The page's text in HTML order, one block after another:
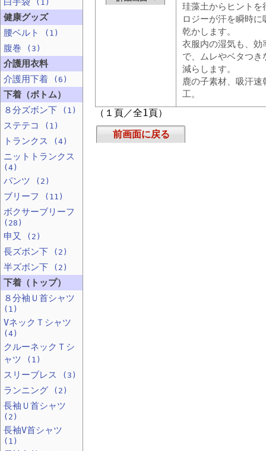
珪藻土からヒントを
ロジーが汗を瞬時
乾かします。
衣服内の湿気も、効
で、ムレやベタつき
減らします。
鹿の子素材、吸汗
工。
（１頁／全1頁）
前画面に戻る
(1)
健康グッズ
腰ベルト
(1)
腹巻 (3)
介護用衣料
介護用下着
(6)
下着（ボトム）
８分ズボン下
(1)
ステテコ (1)
トランクス (4)
ニットトランクス
(4)
パンツ (2)
ブリーフ (11)
ボクサーブリーフ
(28)
申又 (2)
長ズボン下 (2)
半ズボン下 (2)
下着（トップ）
８分袖Ｕ首シャツ
(1)
VネックＴシャツ
(4)
クルーネックＴシ
ャツ
(1)
スリーブレス (3)
ランニング (2)
長袖Ｕ首シャツ
(2)
長袖V首シャツ
(1)